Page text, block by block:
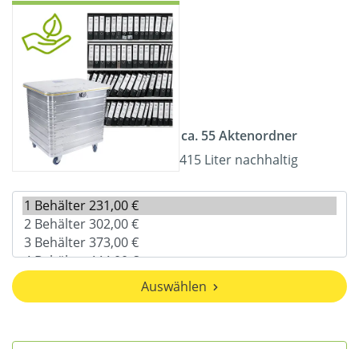
ca. 55 Aktenordner
415 Liter nachhaltig
Auswählen